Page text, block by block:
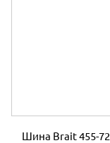
Шина Brait 455-72